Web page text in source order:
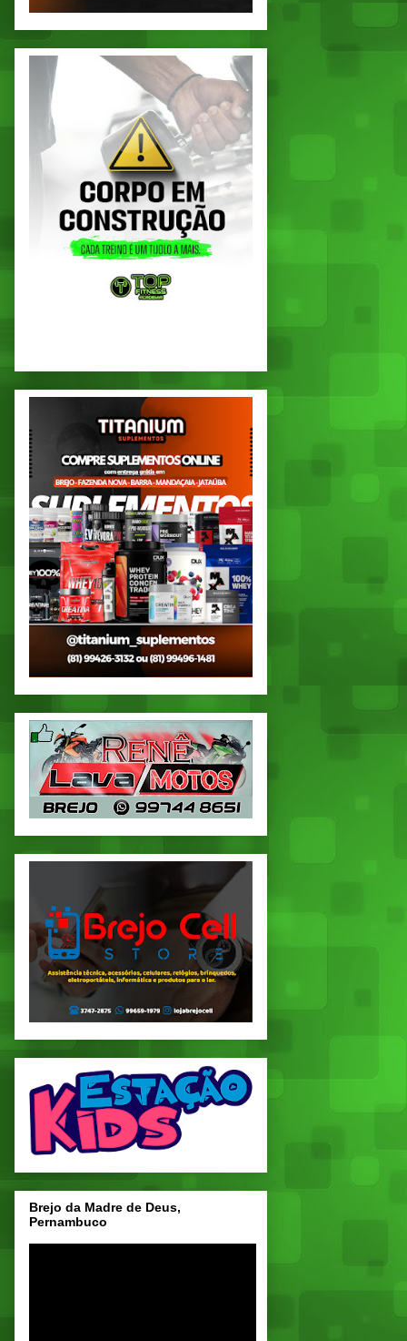
Brejo da Madre de Deus,
Pernambuco